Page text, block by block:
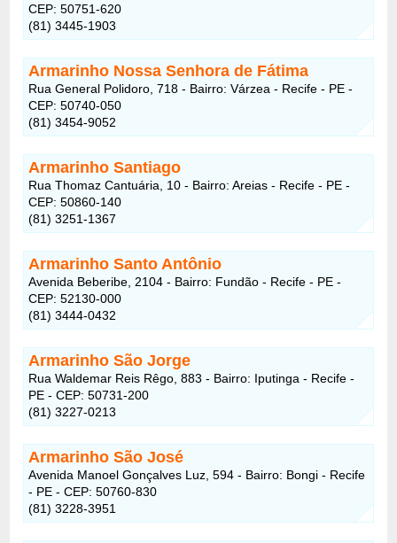
CEP: 50751-620
(81) 3445-1903
Armarinho Nossa Senhora de Fátima
Rua General Polidoro, 718 - Bairro: Várzea - Recife - PE -
CEP: 50740-050
(81) 3454-9052
Armarinho Santiago
Rua Thomaz Cantuária, 10 - Bairro: Areias - Recife - PE -
CEP: 50860-140
(81) 3251-1367
Armarinho Santo Antônio
Avenida Beberibe, 2104 - Bairro: Fundão - Recife - PE -
CEP: 52130-000
(81) 3444-0432
Armarinho São Jorge
Rua Waldemar Reis Rêgo, 883 - Bairro: Iputinga - Recife -
PE - CEP: 50731-200
(81) 3227-0213
Armarinho São José
Avenida Manoel Gonçalves Luz, 594 - Bairro: Bongi - Recife
- PE - CEP: 50760-830
(81) 3228-3951